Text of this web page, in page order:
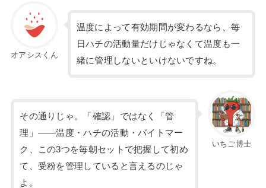
オアシスくん
温度によって有効期間が変わるなら、毎
日ハチの活動量だけじゃなくて温度も一
緒に管理しないといけないですね。
いちご博士
その通りじゃ。「確認」ではなく「管
理」——温度・ハチの活動・バイトマー
ク、この3つを毎朝セットで把握して初め
て、受粉を管理していると言えるのじゃ
よ。